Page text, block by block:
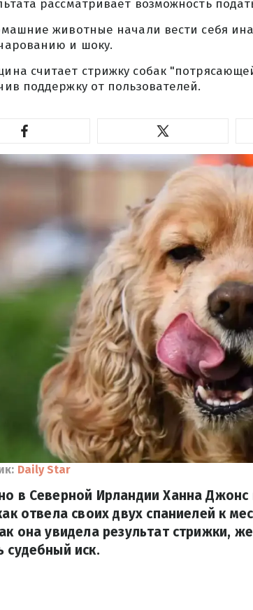
рассматривает возможность
животные начали вести себя
и шоку.
считает стрижку собак
поддержку от пользователей.
Daily Star
в Северной Ирландии Ханна
отвела своих двух спаниелей к
она увидела результат стрижки,
судебный иск.